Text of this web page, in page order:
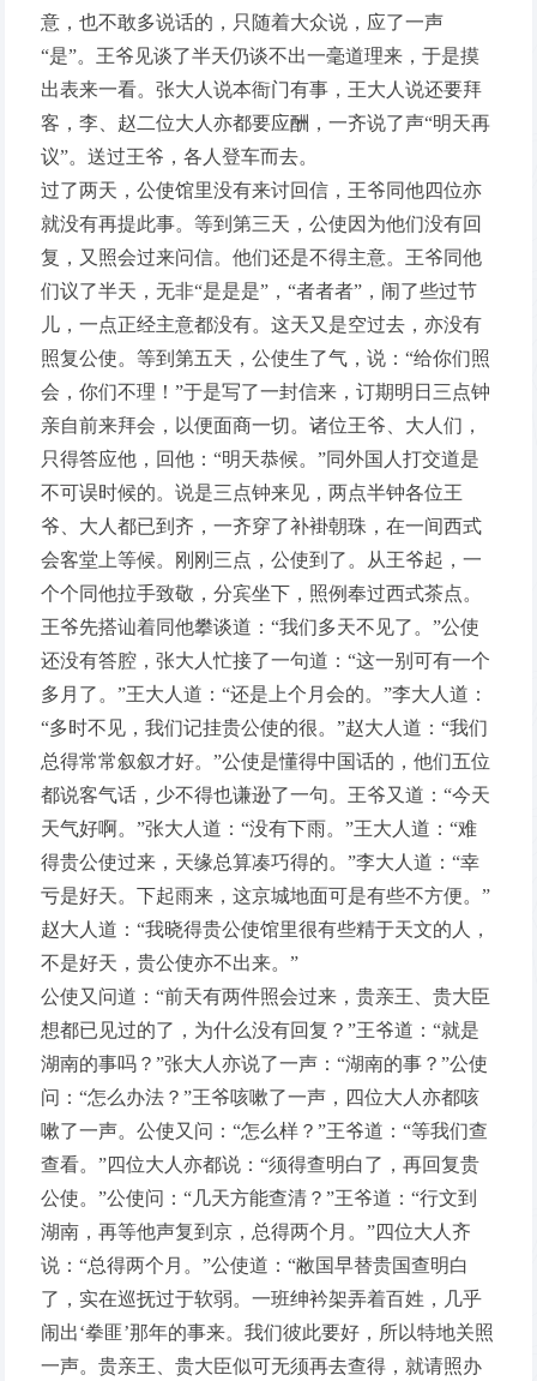
意，也不敢多说话的，只随着大众说，应了一声
“是”。王爷见谈了半天仍谈不出一毫道理来，于是摸
出表来一看。张大人说本衙门有事，王大人说还要拜
客，李、赵二位大人亦都要应酬，一齐说了声“明天再
议”。送过王爷，各人登车而去。
过了两天，公使馆里没有来讨回信，王爷同他四位亦
就没有再提此事。等到第三天，公使因为他们没有回
复，又照会过来问信。他们还是不得主意。王爷同他
们议了半天，无非“是是是”，“者者者”，闹了些过节
儿，一点正经主意都没有。这天又是空过去，亦没有
照复公使。等到第五天，公使生了气，说：“给你们照
会，你们不理！”于是写了一封信来，订期明日三点钟
亲自前来拜会，以便面商一切。诸位王爷、大人们，
只得答应他，回他：“明天恭候。”同外国人打交道是
不可误时候的。说是三点钟来见，两点半钟各位王
爷、大人都已到齐，一齐穿了补褂朝珠，在一间西式
会客堂上等候。刚刚三点，公使到了。从王爷起，一
个个同他拉手致敬，分宾坐下，照例奉过西式茶点。
王爷先搭讪着同他攀谈道：“我们多天不见了。”公使
还没有答腔，张大人忙接了一句道：“这一别可有一个
多月了。”王大人道：“还是上个月会的。”李大人道：
“多时不见，我们记挂贵公使的很。”赵大人道：“我们
总得常常叙叙才好。”公使是懂得中国话的，他们五位
都说客气话，少不得也谦逊了一句。王爷又道：“今天
天气好啊。”张大人道：“没有下雨。”王大人道：“难
得贵公使过来，天缘总算凑巧得的。”李大人道：“幸
亏是好天。下起雨来，这京城地面可是有些不方便。”
赵大人道：“我晓得贵公使馆里很有些精于天文的人，
不是好天，贵公使亦不出来。”
公使又问道：“前天有两件照会过来，贵亲王、贵大臣
想都已见过的了，为什么没有回复？”王爷道：“就是
湖南的事吗？”张大人亦说了一声：“湖南的事？”公使
问：“怎么办法？”王爷咳嗽了一声，四位大人亦都咳
嗽了一声。公使又问：“怎么样？”王爷道：“等我们查
查看。”四位大人亦都说：“须得查明白了，再回复贵
公使。”公使问：“几天方能查清？”王爷道：“行文到
湖南，再等他声复到京，总得两个月。”四位大人齐
说：“总得两个月。”公使道：“敝国早替贵国查明白
了，实在巡抚过于软弱。一班绅衿架弄着百姓，几乎
闹出‘拳匪’那年的事来。我们彼此要好，所以特地关照
一声。贵亲王、贵大臣似可无须再去查得，就请照办